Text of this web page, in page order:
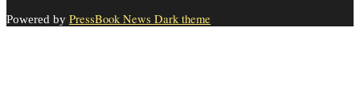
Powered by PressBook News Dark theme